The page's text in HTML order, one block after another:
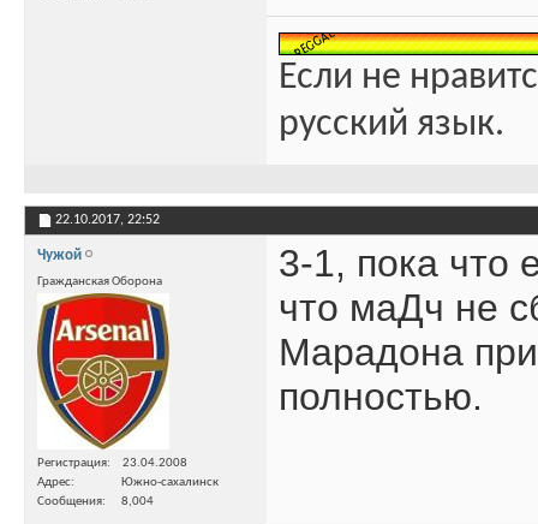
Если не
русский язык.
22.10.2017, 22:52
Чужой
Гражданская Оборона
Регистрация
23.04.2008
Адрес
Южно-сахалинск
Сообщения
8,004
3-1, пока что
что маДч не
Марадона
полностью.